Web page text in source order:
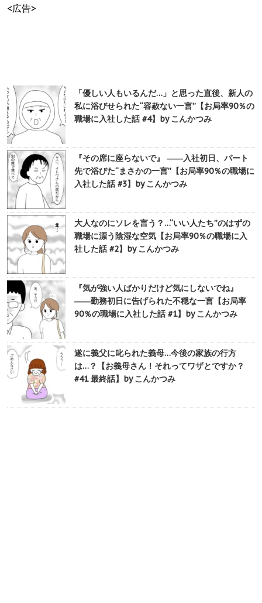
<広告>
「優しい人もいるんだ…」と思った直後、新人の
私に浴びせられた“容赦ない一言”【お局率90％の
職場に入社した話 #4】by こんかつみ
『その席に座らないで』 ――入社初日、パート
先で浴びた“まさかの一言”【お局率90％の職場に
入社した話 #3】by こんかつみ
大人なのにソレを言う？…“いい人たち”のはずの
職場に漂う陰湿な空気【お局率90％の職場に入
社した話 #2】by こんかつみ
『気が強い人ばかりだけど気にしないでね』
――勤務初日に告げられた不穏な一言【お局率
90％の職場に入社した話 #1】by こんかつみ
遂に義父に叱られた義母…今後の家族の行方
は…？【お義母さん！それってワザとですか？
#41 最終話】by こんかつみ